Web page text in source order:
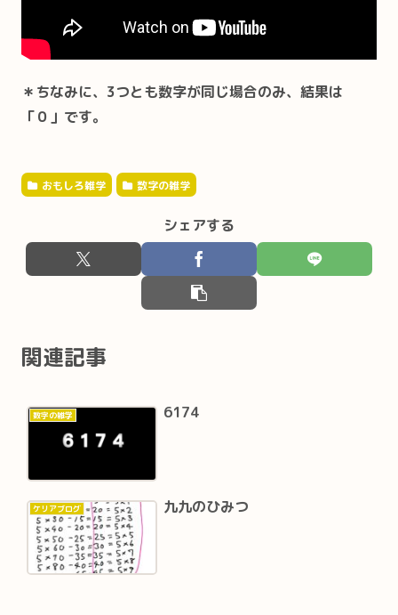
＊ちなみに、3つとも数字が同じ場合のみ、結果は
「０」です。
おもしろ雑学 数字の雑学
シェアする
関連記事
数字の雑学 6174
ケリアブログ 九九のひみつ